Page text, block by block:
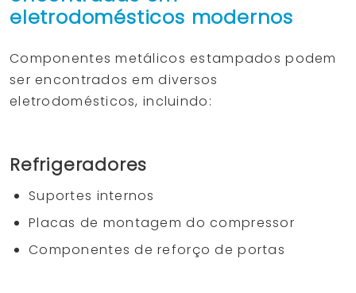
eletrodomésticos modernos
Componentes metálicos estampados podem
ser encontrados em diversos
eletrodomésticos, incluindo:
Refrigeradores
Suportes internos
Placas de montagem do compressor
Componentes de reforço de portas